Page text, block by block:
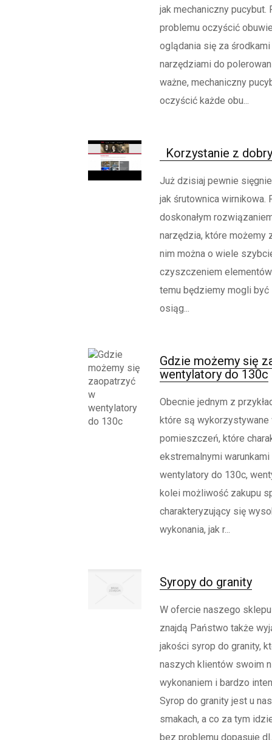
jak mechaniczny pucybut.
problemu oczyścić
oglądania się za
narzędziami do
ważne, mechaniczny
oczyścić każde obu...
Korzystanie z
Już dzisiaj pewnie
jak śrutownica wirnikowa.
doskonałym
narzędzia, które możemy
nim można o wiele
czyszczeniem
temu będziemy mogli
osiąg...
Gdzie możemy się
wentylatory do 130c
Obecnie jednym z
które są wykorzystywane
pomieszczeń, które
ekstremalnymi
wentylatory do 130c,
kolei możliwość zakupu
charakteryzujący się
wykonania, jak r...
Syropy do granity
W ofercie naszego
znajdą Państwo także
jakości syrop do granity,
naszych klientów swoim
wykonaniem i bardzo
Syrop do granity jest u
smakach, a co za tym
bez problemu dopasuje